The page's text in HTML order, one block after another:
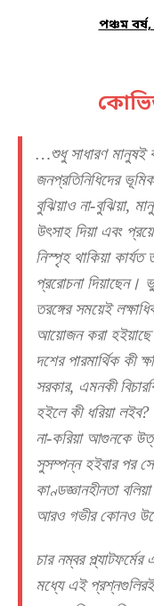
পঞ্চম
…শুধু সাধারণ মানুষই
জনপ্রতিনিধিদের
বুঝিয়াও না-বুঝিয়া,
উৎসাহ দিয়া এবং
নিস্পৃহ থাকিয়া
প্ররোচনা দিয়াছেন।
তরঙ্গের সময়েই
আয়োজন করা
দশের পারমার্থিক কী
সরকার, এমনকী
হইলে কী ধরিয়া
না-করিয়া আগুনকে
সুসম্পন্ন হইবার পর সে
কাণ্ডজ্ঞানহীনতা
আরও গভীর কোনও
চার নম্বর
মধ্যে এই